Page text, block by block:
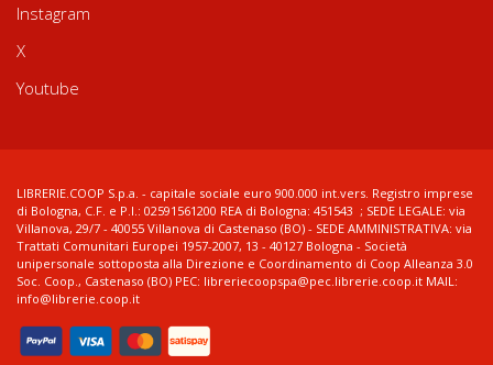
Instagram
X
Youtube
LIBRERIE.COOP S.p.a. - capitale sociale euro 900.000 int.vers. Registro imprese
di Bologna, C.F. e P.I.: 02591561200 REA di Bologna: 451543 ; SEDE LEGALE: via
Villanova, 29/7 - 40055 Villanova di Castenaso (BO) - SEDE AMMINISTRATIVA: via
Trattati Comunitari Europei 1957-2007, 13 - 40127 Bologna - Società
unipersonale sottoposta alla Direzione e Coordinamento di Coop Alleanza 3.0
Soc. Coop., Castenaso (BO) PEC: libreriecoopspa@pec.librerie.coop.it MAIL:
info@librerie.coop.it